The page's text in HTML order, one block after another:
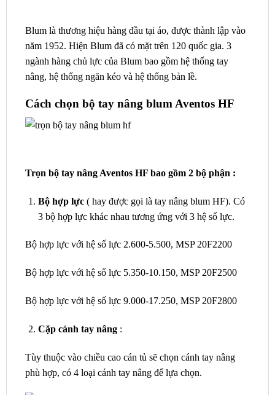
Blum là thương hiệu hàng đầu tại áo, được thành lập vào
năm 1952. Hiện Blum đã có mặt trên 120 quốc gia. 3
ngành hàng chủ lực của Blum bao gồm hệ thống tay
nâng, hệ thống ngăn kéo và hệ thống bản lề.
Cách chọn bộ tay nâng blum Aventos HF
Trọn bộ tay nâng Aventos HF bao gồm 2 bộ phận :
Bộ hợp lực( hay được gọi là tay nâng blum HF). Có
3 bộ hợp lực khác nhau tương ứng với 3 hệ số lực.
Bộ hợp lực với hệ số lực 2.600-5.500, MSP 20F2200
Bộ hợp lực với hệ số lực 5.350-10.150, MSP 20F2500
Bộ hợp lực với hệ số lực 9.000-17.250, MSP 20F2800
Cặp cánh tay nâng:
Tùy thuộc vào chiều cao cán tủ sẽ chọn cánh tay nâng
phù hợp, có 4 loại cánh tay nâng để lựa chọn.